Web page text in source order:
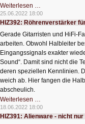
Weiterlesen …
25.06.2022 18:00
HIZ392: Röhrenverstärker
Gerade Gitarristen und HiFi-
arbeiten. Obwohl Halbleiter
Eingangssignals exakter
Sound“. Damit sind nicht die
deren speziellen Kennlinien.
weich ab. Hier fangen die
abscheulich.
Weiterlesen …
Röhrenverstärker
für
Liebhaber
18.06.2022 18:00
HIZ391: Alienware - nicht